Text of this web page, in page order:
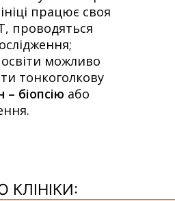
працює своя
проводяться
можливо
тонкоголкову
– біопсію або
КЛІНІКИ: